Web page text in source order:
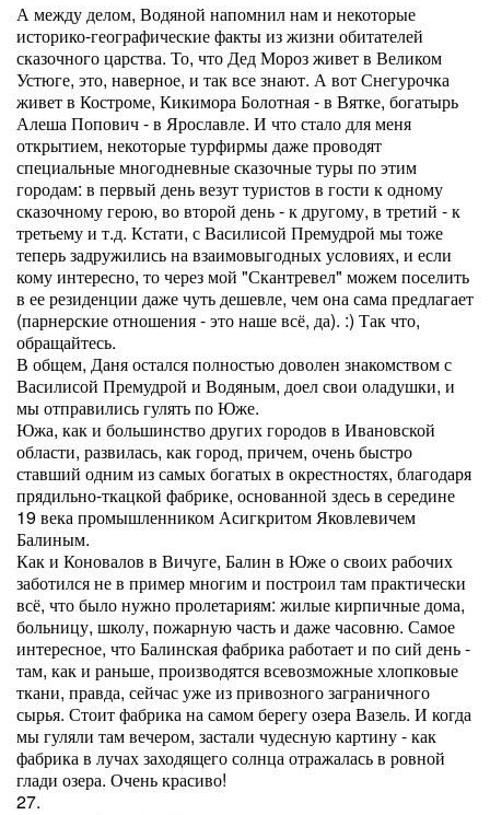
А между делом, Водяной напомнил нам и некоторые
историко-географические факты из жизни обитателей
сказочного царства. То, что Дед Мороз живет в Великом
Устюге, это, наверное, и так все знают. А вот Снегурочка
живет в Костроме, Кикимора Болотная - в Вятке, богатырь
Алеша Попович - в Ярославле. И что стало для меня
открытием, некоторые турфирмы даже проводят
специальные многодневные сказочные туры по этим
городам: в первый день везут туристов в гости к одному
сказочному герою, во второй день - к другому, в третий - к
третьему и т.д. Кстати, с Василисой Премудрой мы тоже
теперь задружились на взаимовыгодных условиях, и если
кому интересно, то через мой "Скантревел" можем поселить
в ее резиденции даже чуть дешевле, чем она сама предлагает
(парнерские отношения - это наше всё, да). :) Так что,
обращайтесь.
В общем, Даня остался полностью доволен знакомством с
Василисой Премудрой и Водяным, доел свои оладушки, и
мы отправились гулять по Юже.
Южа, как и большинство других городов в Ивановской
области, развилась, как город, причем, очень быстро
ставший одним из самых богатых в окрестностях, благодаря
прядильно-ткацкой фабрике, основанной здесь в середине
19 века промышленником Асигкритом Яковлевичем
Балиным.
Как и Коновалов в Вичуге, Балин в Юже о своих рабочих
заботился не в пример многим и построил там практически
всё, что было нужно пролетариям: жилые кирпичные дома,
больницу, школу, пожарную часть и даже часовню. Самое
интересное, что Балинская фабрика работает и по сий день -
там, как и раньше, производятся всевозможные хлопковые
ткани, правда, сейчас уже из привозного заграничного
сырья. Стоит фабрика на самом берегу озера Вазель. И когда
мы гуляли там вечером, застали чудесную картину - как
фабрика в лучах заходящего солнца отражалась в ровной
глади озера. Очень красиво!
27.